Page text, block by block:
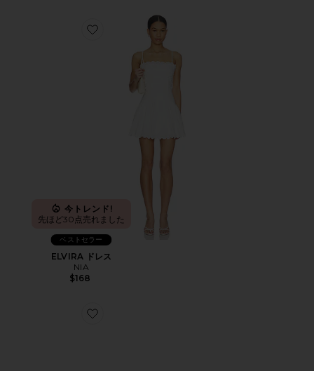
Favorite ELVIRA ドレス
今トレンド!
先ほど30点売れました
ベストセラー
ELVIRA ドレス
NIA
$168
Favorite サングラス